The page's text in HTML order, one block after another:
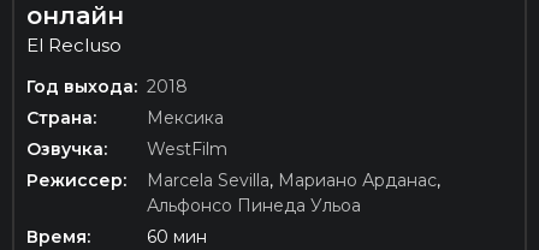
онлайн
El Recluso
Год выхода: 2018
Страна:
Мексика
Озвучка:
WestFilm
Режиссер:
Marcela Sevilla, Мариано Арданас,
Альфонсо Пинеда Ульоа
Время:
60 мин